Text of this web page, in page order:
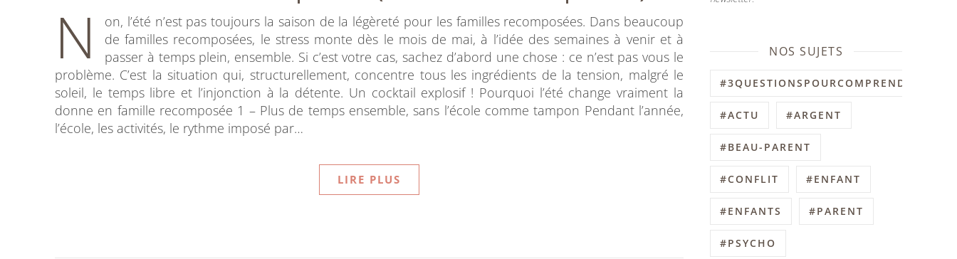
N
on, l’été n’est pas toujours la saison de la légèreté pour les familles recomposées. Dans beaucoup
de familles recomposées, le stress monte dès le mois de mai, à l’idée des semaines à venir et à
passer à temps plein, ensemble. Si c’est votre cas, sachez d’abord une chose : ce n’est pas vous le
problème. C’est la situation qui, structurellement, concentre tous les ingrédients de la tension, malgré le
soleil, le temps libre et l’injonction à la détente. Un cocktail explosif ! Pourquoi l’été change vraiment la
donne en famille recomposée 1 – Plus de temps ensemble, sans l’école comme tampon Pendant l’année,
l’école, les activités, le rythme imposé par…
LIRE PLUS
NOS SUJETS
#3QUESTIONSPOURCOMPRENDRE
#ACTU #ARGENT
#BEAU-PARENT
#CONFLIT #ENFANT
#ENFANTS #PARENT
#PSYCHO